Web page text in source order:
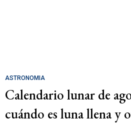
ASTRONOMIA
Calendario lunar de
cuándo es luna llena y